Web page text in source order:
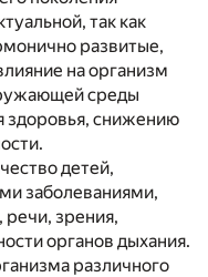
так как
развитые,
на организм
среды
здоровья, снижению
детей,
заболеваниями,
зрения,
органов дыхания.
различного